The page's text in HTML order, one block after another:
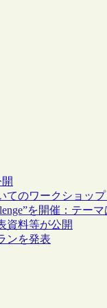
てのワークショッ
を開催：テー
資料等が公開
ンを発表